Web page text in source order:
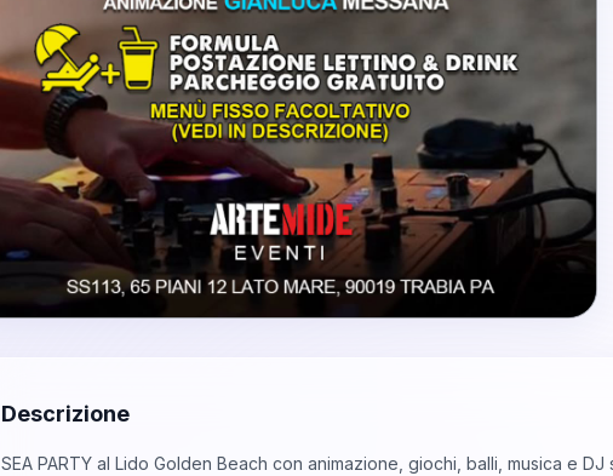
Descrizione
SEA PARTY al Lido Golden Beach con animazione, giochi, balli, musica e